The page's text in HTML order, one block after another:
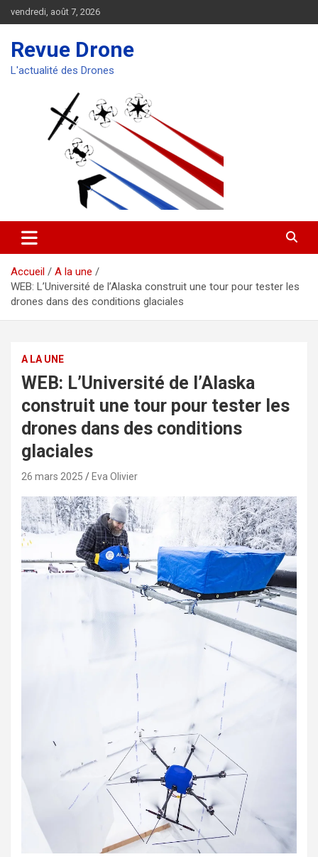
au
vendredi, août 7, 2026
Revue Drone
L'actualité des Drones
Accueil
A la une
WEB: L’Université de l’Alaska construit une tour pour tester les
drones dans des conditions glaciales
A LA UNE
WEB: L’Université de l’Alaska
construit une tour pour tester les
drones dans des conditions
glaciales
26 mars 2025 Eva Olivier